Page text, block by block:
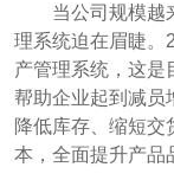
当公司规模越
理系统迫在眉睫。
产管理系统，这是
帮助企业起到减员
降低库存、缩短交
本，全面提升产品